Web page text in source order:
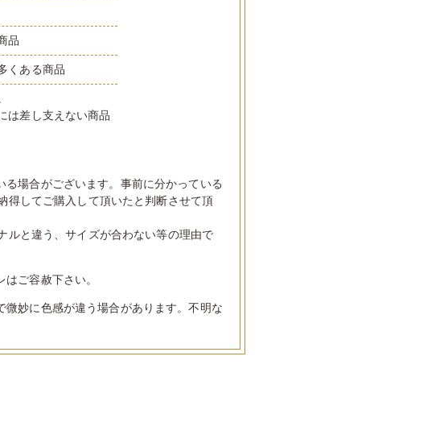
品
くある商品
は差し支えない商品
場合がございます。事前に分かっている
得してご購入して頂いたと判断させて頂
ルと違う、サイズが合わない等の理由で
ご容赦下さい。
妙に色感が違う場合があります。不明な